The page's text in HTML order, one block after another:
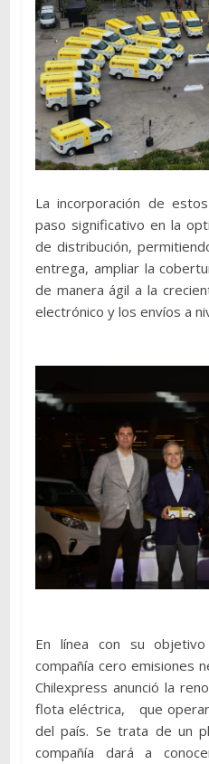
La incorporación de
paso significativo en la
de distribución,
entrega, ampliar la
de manera ágil a la
electrónico y los envíos a
En línea con su
compañía cero emisiones
Chilexpress anunció la
flota eléctrica, que
del país. Se trata de un
compañía dará a